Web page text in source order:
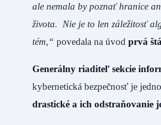
ale nemala by poznať hranice
života. Nie je to len záležitosť
tém,“ povedala na úvod prvá
Generálny riaditeľ sekcie
kybernetická bezpečnosť je
drastické a ich odstraňovanie